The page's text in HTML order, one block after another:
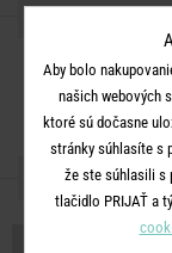
Aby bolo
našich webových
ktoré sú dočasne
stránky súhlasíte s
že ste súhlasili s
tlačidlo PRIJAŤ a